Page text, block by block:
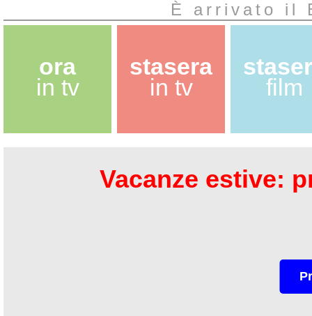
È arrivato il
ora
in tv
stasera
in tv
film
Vacanze estive: